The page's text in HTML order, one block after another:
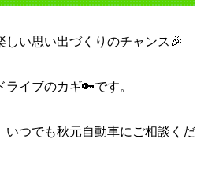
しい思い出づくりのチャンス🎉
イブのカギ🔑です。
いつでも秋元自動車にご相談くだ